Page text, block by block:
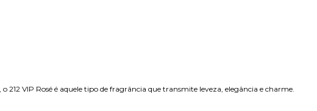
212 VIP Rosé é aquele tipo de fragrância que transmite leveza, elegância e charme.